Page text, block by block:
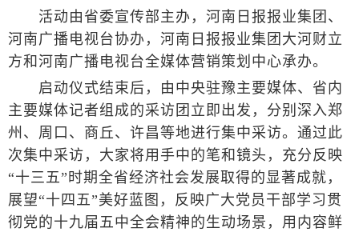
活动由省委宣传部主办，河南日报报业集团、
河南广播电视台协办，河南日报报业集团大河财立
方和河南广播电视台全媒体营销策划中心承办。
启动仪式结束后，由中央驻豫主要媒体、省内
主要媒体记者组成的采访团立即出发，分别深入郑
州、周口、商丘、许昌等地进行集中采访。通过此
次集中采访，大家将用手中的笔和镜头，充分反映
“十三五”时期全省经济社会发展取得的显著成就，
展望“十四五”美好蓝图，反映广大党员干部学习贯
彻党的十九届五中全会精神的生动场景，用内容鲜